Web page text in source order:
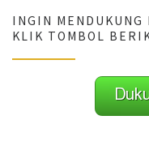
INGIN MENDUKUNG
KLIK TOMBOL